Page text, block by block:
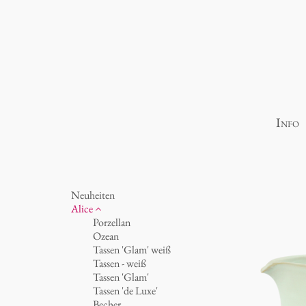
Info
Neuheiten
Alice
Porzellan
Ozean
Tassen 'Glam' weiß
Tassen - weiß
Tassen 'Glam'
Tassen 'de Luxe'